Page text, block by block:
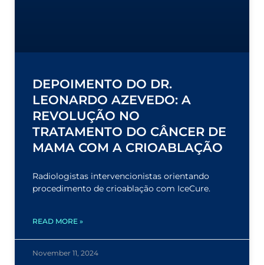
DEPOIMENTO DO DR.
LEONARDO AZEVEDO: A
REVOLUÇÃO NO
TRATAMENTO DO CÂNCER DE
MAMA COM A CRIOABLAÇÃO
Radiologistas intervencionistas orientando
procedimento de crioablação com IceCure.
READ MORE »
November 11, 2024